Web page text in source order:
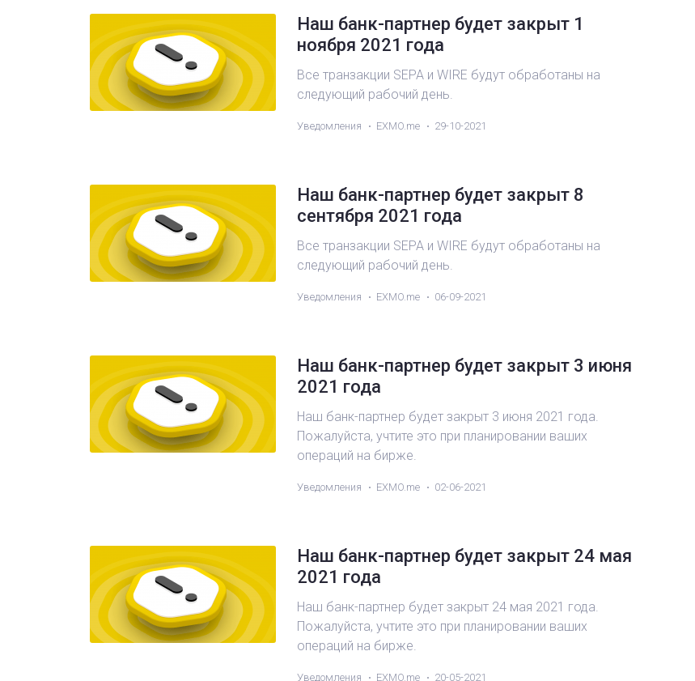
Наш банк-партнер будет закрыт 1
ноября 2021 года
Все транзакции SEPA и WIRE будут обработаны на
следующий рабочий день.
Уведомления EXMO.me 29-10-2021
Наш банк-партнер будет закрыт 8
сентября 2021 года
Все транзакции SEPA и WIRE будут обработаны на
следующий рабочий день.
Уведомления EXMO.me 06-09-2021
Наш банк-партнер будет закрыт 3 июня
2021 года
Наш банк-партнер будет закрыт 3 июня 2021 года.
Пожалуйста, учтите это при планировании ваших
операций на бирже.
Уведомления EXMO.me 02-06-2021
Наш банк-партнер будет закрыт 24 мая
2021 года
Наш банк-партнер будет закрыт 24 мая 2021 года.
Пожалуйста, учтите это при планировании ваших
операций на бирже.
Уведомления EXMO.me 20-05-2021